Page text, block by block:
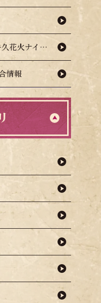
開催決定‼8月16日(日) 『牛久花火ナイター』🎇🧨
情報